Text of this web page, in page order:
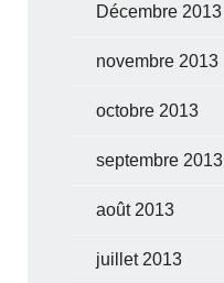
Décembre 2013
novembre 2013
octobre 2013
septembre 2013
août 2013
juillet 2013